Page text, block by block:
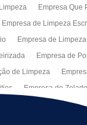
Empresa Que
Empresa de Limpeza
Empresa de
Empresa de
de Limpeza
Empresa de